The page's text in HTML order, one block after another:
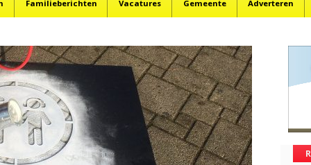
Familieberichten Vacatures Gemeente Adverteren